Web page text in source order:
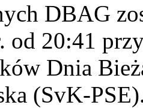
DBAG
od 20:41
Dnia
(SvK-